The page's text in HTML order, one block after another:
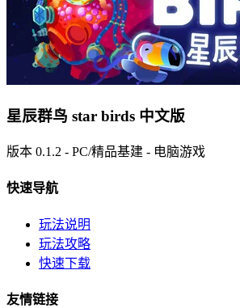
星辰群鸟 star birds 中文版
版本 0.1.2 - PC/精品基建 - 电脑游戏
快速导航
玩法说明
玩法攻略
快速下载
友情链接